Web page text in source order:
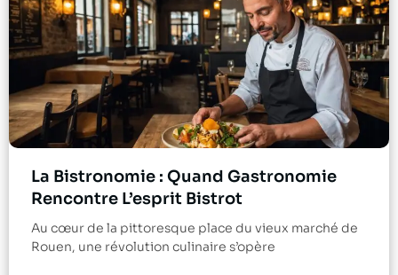
La Bistronomie : Quand Gastronomie
Rencontre L’esprit Bistrot
Au cœur de la pittoresque place du vieux marché de
Rouen, une révolution culinaire s’opère